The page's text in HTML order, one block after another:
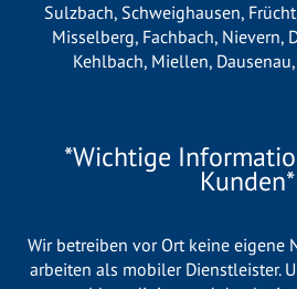
Sulzbach, Schweighausen, Frücht
Misselberg, Fachbach, Nievern,
Kehlbach, Miellen, Dausenau,
*Wichtige
Kunden*
Wir betreiben vor Ort keine eigene
arbeiten als mobiler Dienstleister.